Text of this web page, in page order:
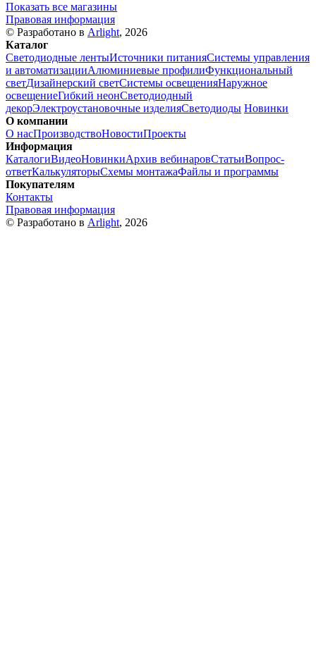
Показать все магазины
Правовая информация
© Разработано в Arlight, 2026
Каталог
Светодиодные лентыИсточники питанияСистемы управления
и автоматизацииАлюминиевые профилиФункциональный
светДизайнерский светСистемы освещенияНаружное
освещениеГибкий неонСветодиодный
декорЭлектроустановочные изделияСветодиоды Новинки
О компании
О насПроизводствоНовостиПроекты
Информация
КаталогиВидеоНовинкиАрхив вебинаровСтатьиВопрос-
ответКалькуляторыСхемы монтажаФайлы и программы
Покупателям
Контакты
Правовая информация
© Разработано в Arlight, 2026